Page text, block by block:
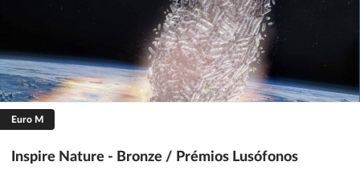
Euro M
Inspire Nature - Bronze / Prémios Lusófonos